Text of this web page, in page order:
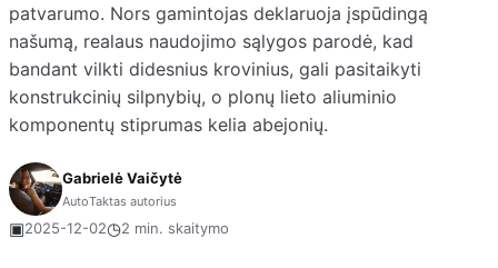
patvarumo. Nors gamintojas deklaruoja įspūdingą
našumą, realaus naudojimo sąlygos parodė, kad
bandant vilkti didesnius krovinius, gali pasitaikyti
konstrukcinių silpnybių, o plonų lieto aliuminio
komponentų stiprumas kelia abejonių.
Gabrielė Vaičytė
AutoTaktas autorius
▣2025-12-02◷2 min. skaitymo